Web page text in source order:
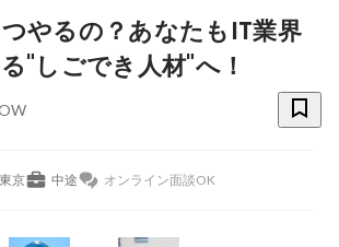
やるの？あなたもIT業界
"しごでき人材"へ！
東京 中途 オンライン面談OK